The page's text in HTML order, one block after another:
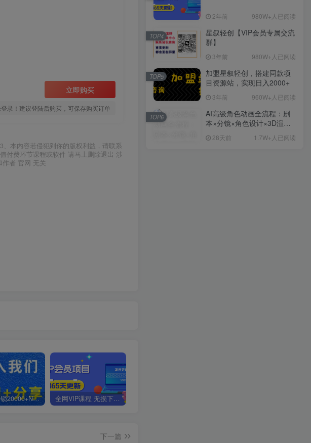
立即购买
录！建议登陆后购买，可保存购买订单
本内容若侵犯到你的版权利益，请联系
付费环节课程或软件 请马上删除退出 涉
者 官网 无关
白菜价解锁20000+N个赚钱机会，加入星叙轻创会员，全站资源免费学习。 全网VIP课程 无损下载~
下一篇
2年前 980W+人已阅读
星叙轻创【VIP会员专属交流
群】
3年前 980W+人已阅读
TOP4
加盟星叙轻创，搭建同款项
目资源站，实现日入2000+
3年前 960W+人已阅读
TOP5
AI高级角色动画全流程：剧
本×分镜×角色设计×3D渲染×
式教学
28天前 1.7W+人已阅读
TOP6